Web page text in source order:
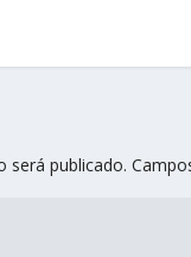
será publicado.